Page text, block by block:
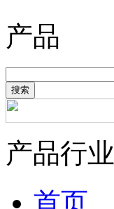
产品
搜索
产品行
首页